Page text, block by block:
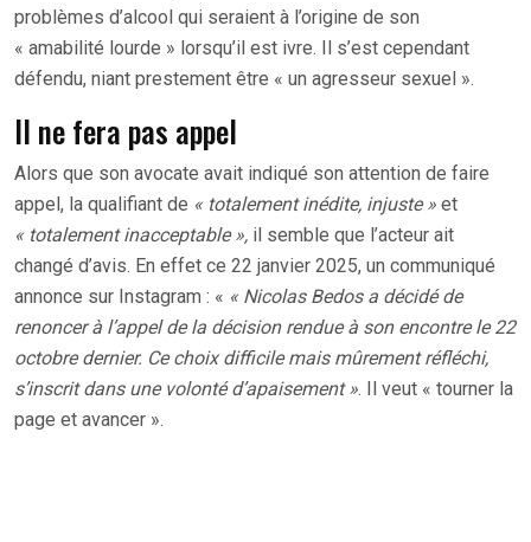
problèmes d’alcool qui seraient à l’origine de son
« amabilité lourde » lorsqu’il est ivre. Il s’est cependant
défendu, niant prestement être « un agresseur sexuel ».
Il ne fera pas appel
Alors que son avocate avait indiqué son attention de faire
appel, la qualifiant de « totalement inédite, injuste » et
« totalement inacceptable », il semble que l’acteur ait
changé d’avis. En effet ce 22 janvier 2025, un communiqué
annonce sur Instagram : « « Nicolas Bedos a décidé de
renoncer à l’appel de la décision rendue à son encontre le 22
octobre dernier. Ce choix difficile mais mûrement réfléchi,
s’inscrit dans une volonté d’apaisement ». Il veut « tourner la
page et avancer ».